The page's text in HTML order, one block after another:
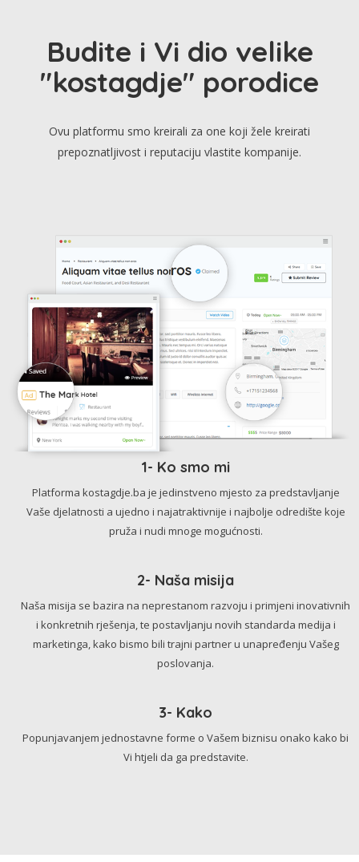
Budite i Vi dio velike
"kostagdje" porodice
Ovu platformu smo kreirali za one koji žele kreirati
prepoznatljivost i reputaciju vlastite kompanije.
1- Ko smo mi
Platforma kostagdje.ba je jedinstveno mjesto za predstavljanje
Vaše djelatnosti a ujedno i najatraktivnije i najbolje odredište koje
pruža i nudi mnoge mogućnosti.
2- Naša misija
Naša misija se bazira na neprestanom razvoju i primjeni inovativnih
i konkretnih rješenja, te postavljanju novih standarda medija i
marketinga, kako bismo bili trajni partner u unapređenju Vašeg
poslovanja.
3- Kako
Popunjavanjem jednostavne forme o Vašem biznisu onako kako bi
Vi htjeli da ga predstavite.